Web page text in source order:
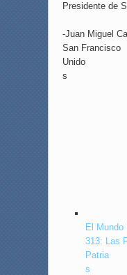
Presidente de
-Juan Miguel
San Francisco
Unido
s
El Mundo
313: Las
Patria
s